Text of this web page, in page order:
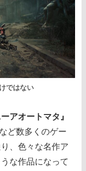
ではない
ーアオートマタ』
など数多くのゲー
、色々な名作ア
な作品になって